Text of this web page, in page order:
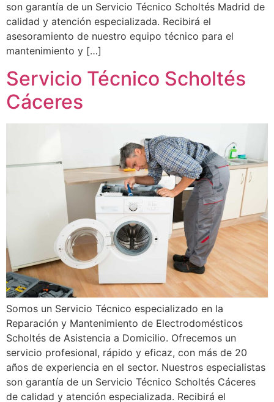
son garantía de un Servicio Técnico Scholtés Madrid de
calidad y atención especializada. Recibirá el
asesoramiento de nuestro equipo técnico para el
mantenimiento y […]
Servicio Técnico Scholtés
Cáceres
Somos un Servicio Técnico especializado en la
Reparación y Mantenimiento de Electrodomésticos
Scholtés de Asistencia a Domicilio. Ofrecemos un
servicio profesional, rápido y eficaz, con más de 20
años de experiencia en el sector. Nuestros especialistas
son garantía de un Servicio Técnico Scholtés Cáceres
de calidad y atención especializada. Recibirá el